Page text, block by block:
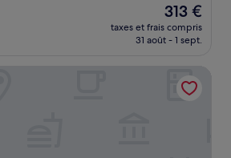
Le
nouveau
prix
de
313 €
313 €
taxes et frais compris
31 août - 1 sept.